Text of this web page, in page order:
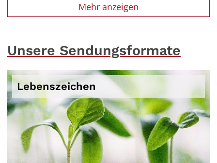
Mehr anzeigen
Unsere Sendungsformate
Lebenszeichen